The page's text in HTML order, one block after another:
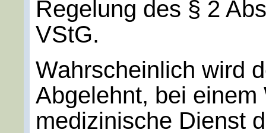
Regelung des § 2
VStG.
Wahrscheinlich wird
Abgelehnt, bei
medizinische Dienst